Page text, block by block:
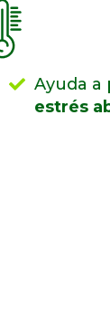
Ayuda a
estrés